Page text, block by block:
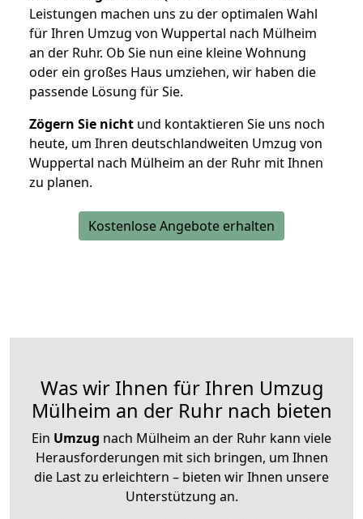
Leistungen machen uns zu der optimalen Wahl
für Ihren Umzug von Wuppertal nach Mülheim
an der Ruhr. Ob Sie nun eine kleine Wohnung
oder ein großes Haus umziehen, wir haben die
passende Lösung für Sie.
Zögern Sie nicht und kontaktieren Sie uns noch
heute, um Ihren deutschlandweiten Umzug von
Wuppertal nach Mülheim an der Ruhr mit Ihnen
zu planen.
Kostenlose Angebote erhalten
Was wir Ihnen für Ihren Umzug
Mülheim an der Ruhr nach bieten
Ein Umzug nach Mülheim an der Ruhr kann viele
Herausforderungen mit sich bringen, um Ihnen
die Last zu erleichtern – bieten wir Ihnen unsere
Unterstützung an.